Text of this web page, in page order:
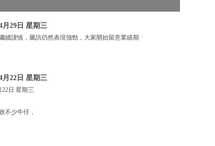
月29日 星期三
續謹慎，騰訊仍然表現強勁，大家開始留意業績期
月22日 星期三
22日 星期三
不少牛仔，